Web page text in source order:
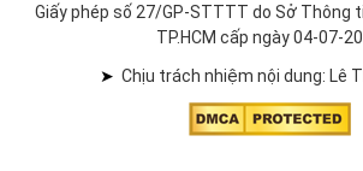
Giấy phép số 27/GP-STTTT do Sở Thông
TP.HCM cấp ngày 04-07-
➤ Chịu trách nhiệm nội dung: Lê